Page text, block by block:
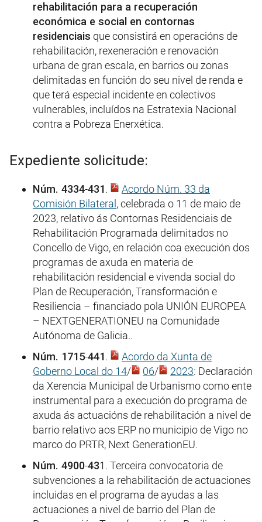
rehabilitación para a recuperación
económica e social en contornas
residenciais que consistirá en operacións de
rehabilitación, rexeneración e renovación
urbana de gran escala, en barrios ou zonas
delimitadas en función do seu nivel de renda e
que terá especial incidente en colectivos
vulnerables, incluídos na Estratexia Nacional
contra a Pobreza Enerxética.
Expediente solicitude:
Núm. 4334-431.
Acordo Núm. 33 da
Comisión Bilateral, celebrada o 11 de maio de
2023, relativo ás Contornas Residenciais de
Rehabilitación Programada delimitados no
Concello de Vigo, en relación coa execución dos
programas de axuda en materia de
rehabilitación residencial e vivenda social do
Plan de Recuperación, Transformación e
Resiliencia – financiado pola UNIÓN EUROPEA
– NEXTGENERATIONEU na Comunidade
Autónoma de Galicia..
Núm. 1715-441.
Acordo da Xunta de
Goberno Local do 14/ 06/ 2023: Declaración
da Xerencia Municipal de Urbanismo como ente
instrumental para a execución do programa de
axuda ás actuacións de rehabilitación a nivel de
barrio relativo aos ERP no municipio de Vigo no
marco do PRTR, Next GenerationEU.
Núm. 4900-431. Terceira convocatoria de
subvenciones a la rehabilitación de actuaciones
incluidas en el programa de ayudas a las
actuaciones a nivel de barrio del Plan de